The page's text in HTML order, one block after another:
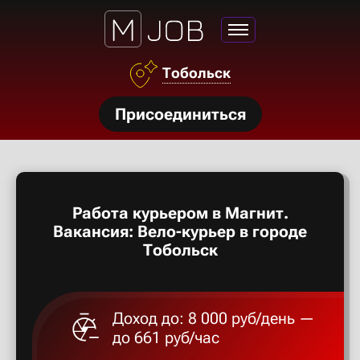
Тобольск
Присоединиться
Работа курьером в Магнит.
Вакансия: Вело-курьер в городе
Тобольск
Доход до: 8 000 руб/день —
до 661 руб/час